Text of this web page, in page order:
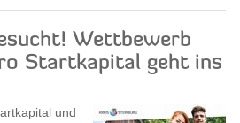
Wettbewerb
Startkapital geht ins
und